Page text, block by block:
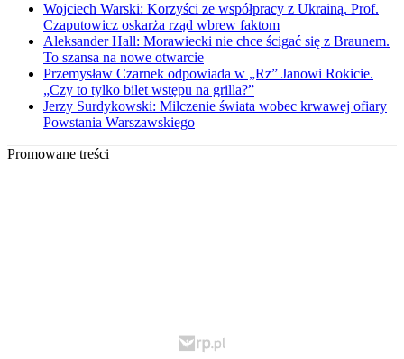
Wojciech Warski: Korzyści ze współpracy z Ukrainą. Prof.
Czaputowicz oskarża rząd wbrew faktom
Aleksander Hall: Morawiecki nie chce ścigać się z Braunem.
To szansa na nowe otwarcie
Przemysław Czarnek odpowiada w „Rz” Janowi Rokicie.
„Czy to tylko bilet wstępu na grilla?”
Jerzy Surdykowski: Milczenie świata wobec krwawej ofiary
Powstania Warszawskiego
Promowane treści